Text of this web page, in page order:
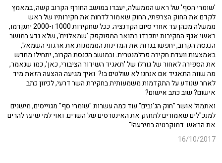
'שומרי הסף' של ראש הממשלה, יעבדו במושב החורף הקרוב קשה, במאמץ
לקדם את החוק הצרפתי, החוק שאמור לדחות את חקירותיו של ראש
ממשלה מכהן עד אחרי סיום הקדנציה. ככל שחקירות 1000 ו-2000 יתקדמו,
ראשי אגף החקירות יתכבדו בתואר המפוקפק 'שמאלנים', שלא נדע.במושב
הכנסת הקרוב, יחפשו בנרות את המדינות המממנות את ארגוני השמאל,
באמצעות וועדת חקירה פרלמנטרית. ובמושב הכנסת הקרוב, יתחילו מחדש
את הספירה לאחור של גורלו של 'תאגיד השידור הציבורי, כאן', כמו שנאמר,
מה שווה התאגיד אם אנחנו לא שולטים בו? ואיך מגיעה ההצעה הזאת מיד
לאחר שנודע על התקדמות משמעותית בחקירת השר דרעי, לכיוון כתב
אישום? שוב כתב אישום?
ואתמול אושר "חוק הג'ובים" עוד כמה עשרות "שומרי סף" מגוייסים, מישנים
למנכ"לים שאמורים לתחזק את האינטרסים של השרים. ואוי למי שיעז להרים
את הראש. דמוקרטיה במירעה!"
16/10/2017